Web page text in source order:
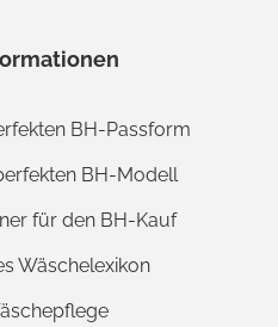
BH-Passform
BH-Modell
für den BH-Kauf
Wäschelexikon